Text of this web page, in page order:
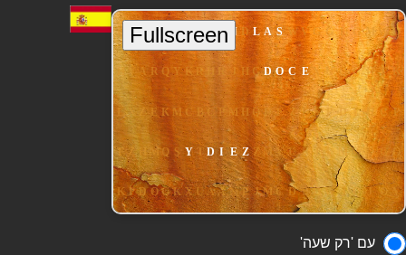
עם 'רק שעה'